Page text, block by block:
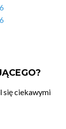
się ciekawymi